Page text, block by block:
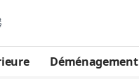
Déménagement